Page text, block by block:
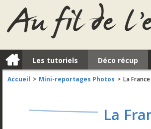
a Les tutoriels Déco récup
Accueil > Mini-reportages Photos > La
La